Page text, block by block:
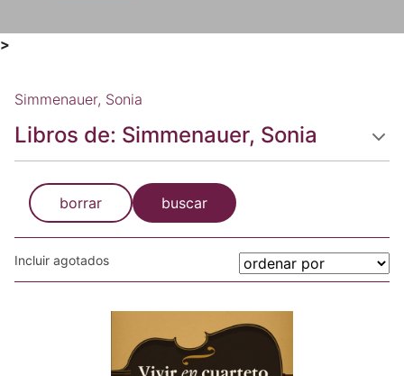
>
Simmenauer, Sonia
Libros de: Simmenauer, Sonia
borrar buscar
Incluir agotados